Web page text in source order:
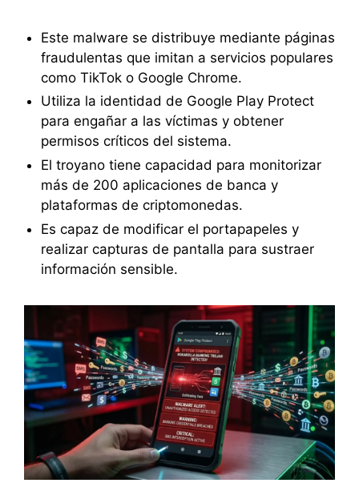
Este malware se distribuye mediante páginas
fraudulentas que imitan a servicios populares
como TikTok o Google Chrome.
Utiliza la identidad de Google Play Protect
para engañar a las víctimas y obtener
permisos críticos del sistema.
El troyano tiene capacidad para monitorizar
más de 200 aplicaciones de banca y
plataformas de criptomonedas.
Es capaz de modificar el portapapeles y
realizar capturas de pantalla para sustraer
información sensible.